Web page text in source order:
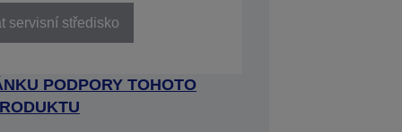
servisní středisko
PODPORY TOHOTO